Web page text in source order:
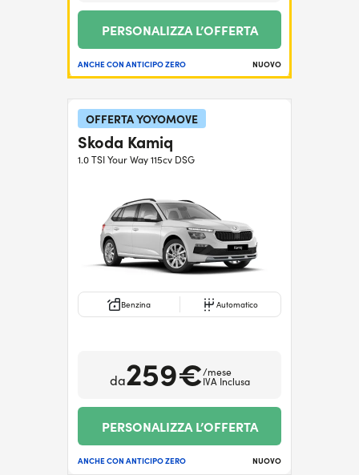
PERSONALIZZA L’OFFERTA
ANCHE CON ANTICIPO ZERO NUOVO
OFFERTA YOYOMOVE
Skoda Kamiq
1.0 TSI Your Way 115cv DSG
Benzina Automatico
da259€/mese
IVA Inclusa
PERSONALIZZA L’OFFERTA
ANCHE CON ANTICIPO ZERO NUOVO